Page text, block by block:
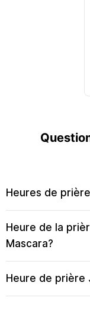
Heures de
Heure de la
Mascara?
Heure de prière